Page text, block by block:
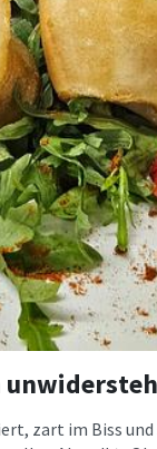
zart im Biss